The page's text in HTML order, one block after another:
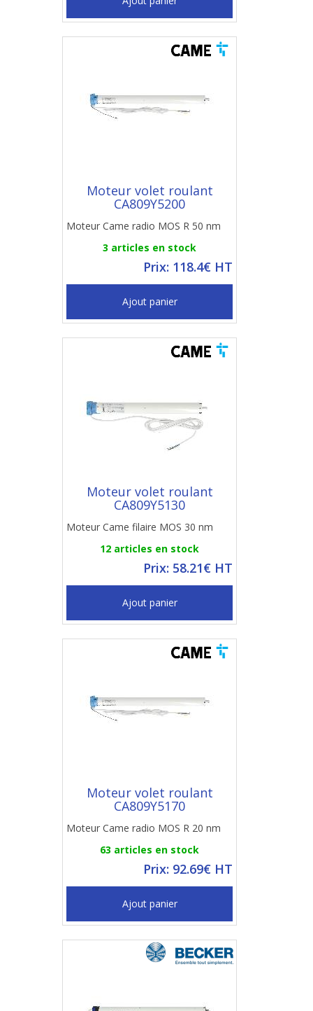
Moteur volet roulant
CA809Y5200
Moteur Came radio MOS R 50 nm
3 articles en stock
Prix: 118.4€ HT
Ajout panier
Moteur volet roulant
CA809Y5130
Moteur Came filaire MOS 30 nm
12 articles en stock
Prix: 58.21€ HT
Ajout panier
Moteur volet roulant
CA809Y5170
Moteur Came radio MOS R 20 nm
63 articles en stock
Prix: 92.69€ HT
Ajout panier